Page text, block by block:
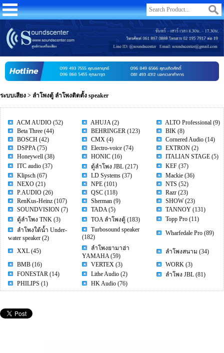
ระบบเสียง > ลำโพงตู้ ลำโพงติดตั้ง speaker
ACM AUDIO (52) AHUJA (2) ALTO Professional (9)
Beta Three (44) BEHRINGER (123) BIK (8)
BOSCH (42) CMX (4) Cornered Audio (14)
DSPPA (75) Electro-voice (74) EXTRON (2)
Honeywell (38) HONIC (16) ITALIAN STAGE (5)
ITC audio (37) ตู้ลำโพง JBL (217) KEF (37)
Klipsch (67) LD Systems (37) Mackie (36)
NEXO (21) NPE (101) NTS (52)
P.AUDIO (26) QSC (118) Razr (23)
RenKus-Heinz (107) Sherman (9) SHOW(23)
SOUNDVISION (7) TADA (5) TANNOY (131)
ตู้ลำโพง TNK (3) TOA ลำโพงตู้ (183) Topp Pro (11)
ลำโพงใต้น้ำ Under-
water speaker (2)
Turbosound speaker
(182)
Wharfedale Pro (89)
XXL (45)
ลำโพงยามาฮ่า
YAMAHA (59)
ลำโพงสนาม (34)
BMB (16) VERTEX (3) WORK (3)
FONESTAR (14) Lithe Audio (2) ลำโพง JBL (81)
PHILIPS (1) HK Audio (76)